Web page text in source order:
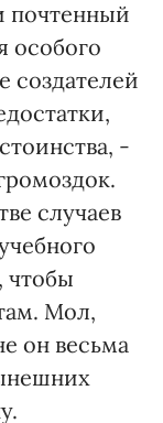
почтенный
особого
создателей
-
случаев
чтобы
Мол,
он весьма